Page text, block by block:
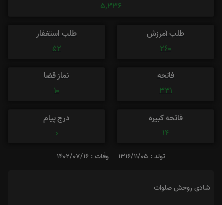
5,336
طلب آمرزش
260
طلب استغفار
52
فاتحه
331
نماز قضا
10
فاتحه کبیره
14
درج پیام
0
تولد : 1316/11/05 وفات : 1402/07/16
شادی روحش صلوات